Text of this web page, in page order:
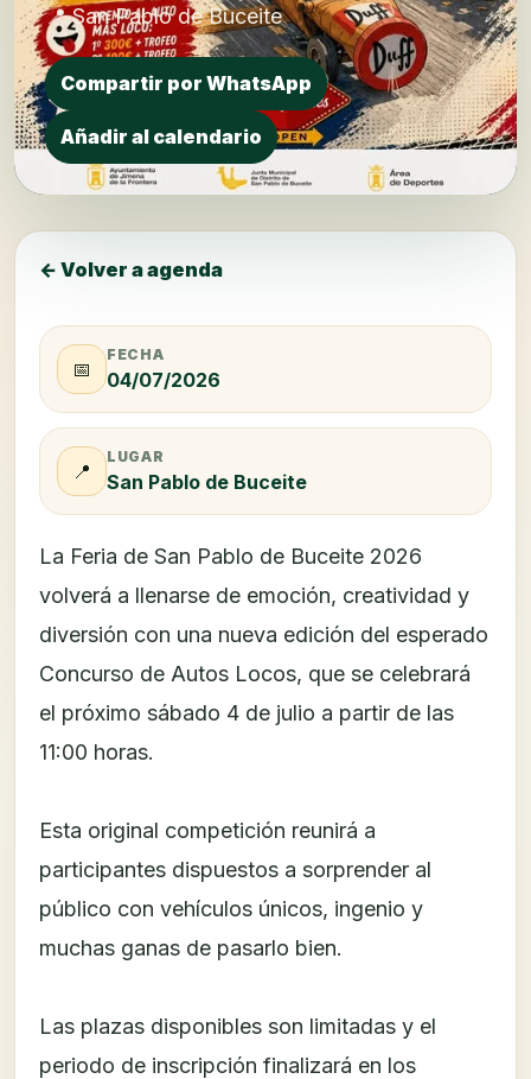
📍 San Pablo de Buceite
Compartir por WhatsApp
Añadir al calendario
← Volver a agenda
📅
FECHA
04/07/2026
📍
LUGAR
San Pablo de Buceite
La Feria de San Pablo de Buceite 2026
volverá a llenarse de emoción, creatividad y
diversión con una nueva edición del esperado
Concurso de Autos Locos, que se celebrará
el próximo sábado 4 de julio a partir de las
11:00 horas.
Esta original competición reunirá a
participantes dispuestos a sorprender al
público con vehículos únicos, ingenio y
muchas ganas de pasarlo bien.
Las plazas disponibles son limitadas y el
periodo de inscripción finalizará en los